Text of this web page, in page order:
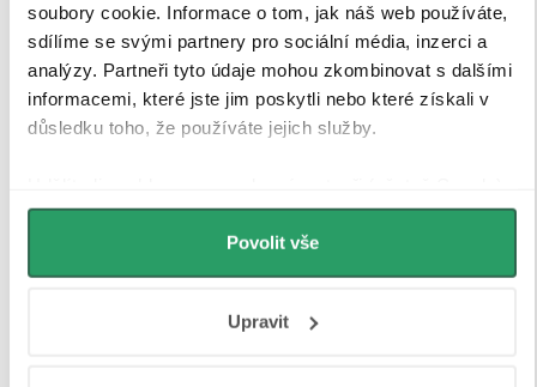
soubory cookie. Informace o tom, jak náš web používáte,
sdílíme se svými partnery pro sociální média, inzerci a
analýzy. Partneři tyto údaje mohou zkombinovat s dalšími
informacemi, které jste jim poskytli nebo které získali v
důsledku toho, že používáte jejich služby.
můžeme používat cookies pro analytiku a
personalizovanou reklamu. Jak Google zpracovává
osobní údaje najdete na stránkách
Povolit vše
Upravit
Tvrzené bezpečností sklo
Sprchové kouty a zástěny CERANO jsou vybaveny
tvrzeným bezpečnostním sklemo tloušťce
povrchovou úpravou Easy Clean, kteráminimalizuje
usazování vodního kamene a nečistot
usnadňuje údržbu. Na výběr mátez více variant skel– od
provedení, abyste si mohli vybrat přesně podle svých